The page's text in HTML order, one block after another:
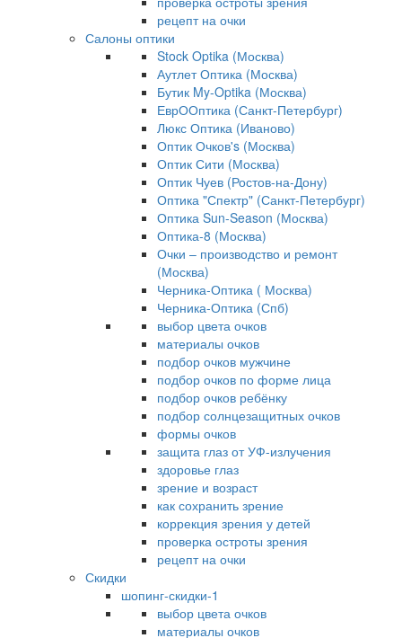
рецепт на очки
Салоны оптики
Stock Optika (Москва)
Аутлет Оптика (Москва)
Бутик My-Optika (Москва)
ЕврООптика (Санкт-Петербург)
Люкс Оптика (Иваново)
Оптик Очков's (Москва)
Оптик Сити (Москва)
Оптик Чуев (Ростов-на-Дону)
Оптика "Спектр" (Санкт-Петербург)
Оптика Sun-Season (Москва)
Оптика-8 (Москва)
Очки – производство и ремонт
(Москва)
Черника-Оптика ( Москва)
Черника-Оптика (Спб)
выбор цвета очков
материалы очков
подбор очков мужчине
подбор очков по форме лица
подбор очков ребёнку
подбор солнцезащитных очков
формы очков
защита глаз от УФ-излучения
здоровье глаз
зрение и возраст
как сохранить зрение
коррекция зрения у детей
проверка остроты зрения
рецепт на очки
Скидки
шопинг-скидки-1
выбор цвета очков
материалы очков